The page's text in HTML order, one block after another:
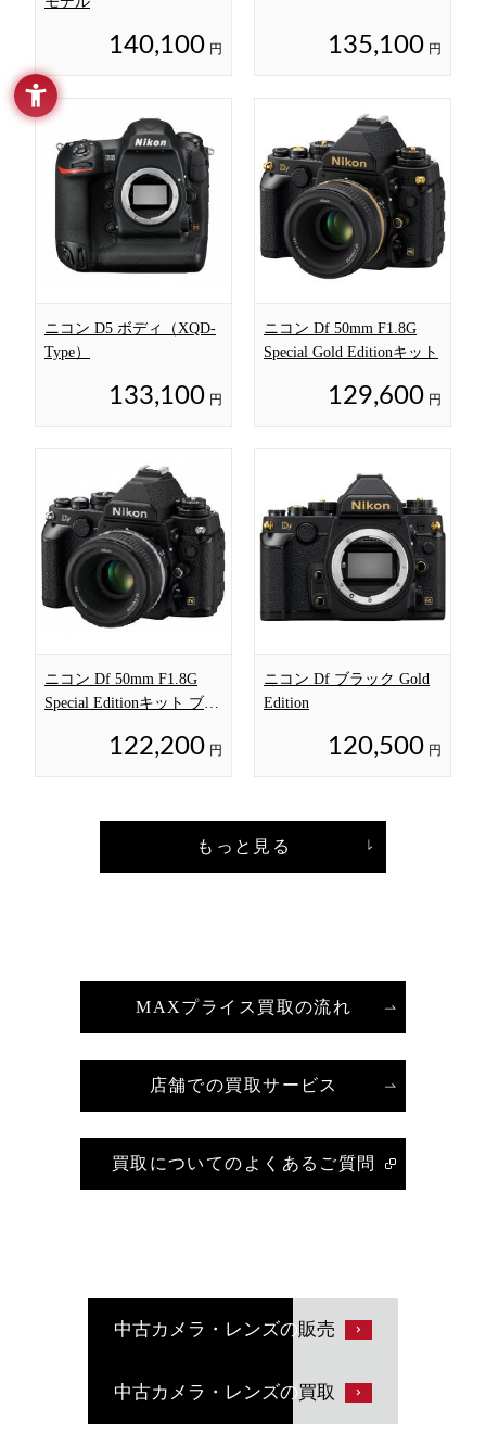
140,100 円 135,100 円
ニコン D5 ボディ（XQD-
Type）
133,100 円
ニコン Df 50mm F1.8G
Special Gold Editionキット
129,600 円
ニコン Df 50mm F1.8G
Special Editionキット ブラ
122,200 円
ニコン Df ブラック Gold
Edition
120,500 円
もっと見る
MAXプライス買取の流れ
店舗での買取サービス
買取についてのよくあるご質問
中古カメラ・レンズの販売
中古カメラ・レンズの買取